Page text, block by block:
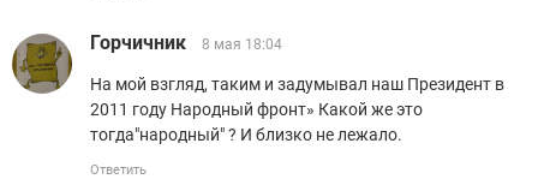
Горчичник 8 мая 18:04
На мой взгляд, таким и задумывал наш Президент в
2011 году Народный фронт» Какой же это
тогда"народный" ? И близко не лежало.
Ответить